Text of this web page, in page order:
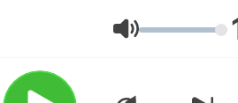
podcast Českého rozhlasu
Vinohradská 12, který
Skalického, vysvětlí
Volume